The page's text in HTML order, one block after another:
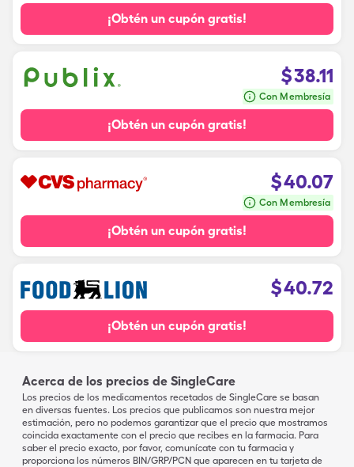
¡Obtén un cupón gratis!
$38.11
Con Membresía
¡Obtén un cupón gratis!
$40.07
Con Membresía
¡Obtén un cupón gratis!
$40.72
¡Obtén un cupón gratis!
Acerca de los precios de SingleCare
Los precios de los medicamentos recetados de SingleCare se basan
en diversas fuentes. Los precios que publicamos son nuestra mejor
estimación, pero no podemos garantizar que el precio que mostramos
coincida exactamente con el precio que recibes en la farmacia. Para
saber el precio exacto, por favor, comunícate con tu farmacia y
proporciona los números BIN/GRP/PCN que aparecen en tu tarjeta de